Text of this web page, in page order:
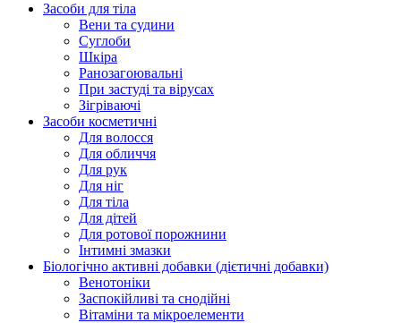
Засоби для тіла
Вени та судини
Суглоби
Шкіра
Ранозагоювальні
При застуді та вірусах
Зігріваючі
Засоби косметичні
Для волосся
Для обличчя
Для рук
Для ніг
Для тіла
Для дітей
Для ротової порожнини
Інтимні змазки
Біологічно активні добавки (дієтичні добавки)
Венотоніки
Заспокійливі та снодійні
Вітаміни та мікроелементи